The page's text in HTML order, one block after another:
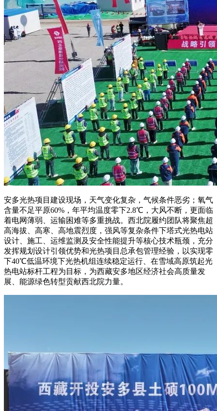
安多光热项目建设现场，天气变化复杂，气候条件恶劣；氧气
含量不足平原60%，年平均温度零下2.8℃，大风不断，更面临
着电网薄弱、运输困难等多重挑战。西北院履约团队将聚焦超
高海拔、高寒、高地震烈度，强风等复杂条件下塔式光热电站
设计、施工、运维监测及安全性能提升等核心技术瓶颈，充分
发挥规划设计引领优势和光热项目总承包管理经验，以实现零
下40℃低温环境下光热机组连续稳定运行、在雪域高原筑起光
热电站标杆工程为目标，为西藏安多地区经济社会高质量发
展、能源绿色转型贡献西北院力量。